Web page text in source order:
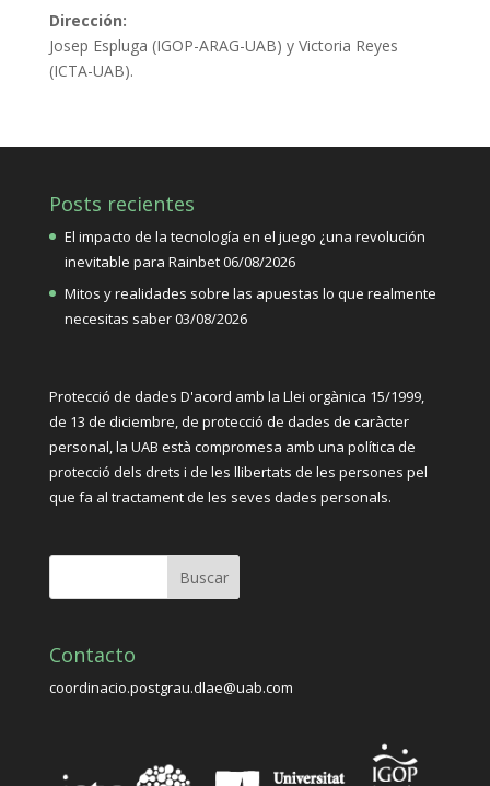
Dirección:
Josep Espluga (IGOP-ARAG-UAB) y Victoria Reyes
(ICTA-UAB).
Posts recientes
El impacto de la tecnología en el juego ¿una revolución
inevitable para Rainbet06/08/2026
Mitos y realidades sobre las apuestas lo que realmente
necesitas saber03/08/2026
Protecció de dades D'acord amb la Llei orgànica 15/1999,
de 13 de diciembre, de protecció de dades de caràcter
personal, la UAB està compromesa amb una política de
protecció dels drets i de les llibertats de les persones pel
que fa al tractament de les seves dades personals.
Contacto
coordinacio.postgrau.dlae@uab.com